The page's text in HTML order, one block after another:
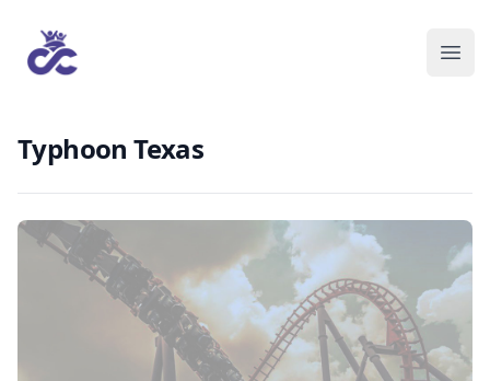
Typhoon Texas